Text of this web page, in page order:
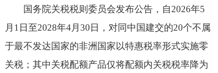
续推动与相关非洲国家商签共同发展经济伙伴关系
协定。
对于同中国建交的33个非洲最不发达国家，中
方已自2024年12月1日起对其100%税目产品实施零